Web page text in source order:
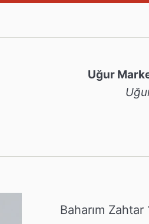
Uğur
Baharım Zahtar